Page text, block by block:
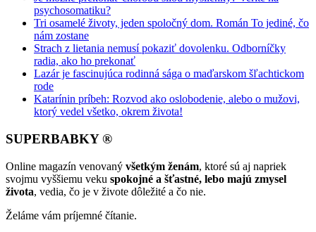
psychosomatiku?
Tri osamelé životy, jeden spoločný dom. Román To jediné, čo
nám zostane
Strach z lietania nemusí pokaziť dovolenku. Odborníčky
radia, ako ho prekonať
Lazár je fascinujúca rodinná sága o maďarskom šľachtickom
rode
Katarínin príbeh: Rozvod ako oslobodenie, alebo o mužovi,
ktorý vedel všetko, okrem života!
SUPERBABKY ®
Online magazín venovaný všetkým ženám, ktoré sú aj napriek
svojmu vyššiemu veku spokojné a šťastné, lebo majú zmysel
života, vedia, čo je v živote dôležité a čo nie.
Želáme vám príjemné čítanie.